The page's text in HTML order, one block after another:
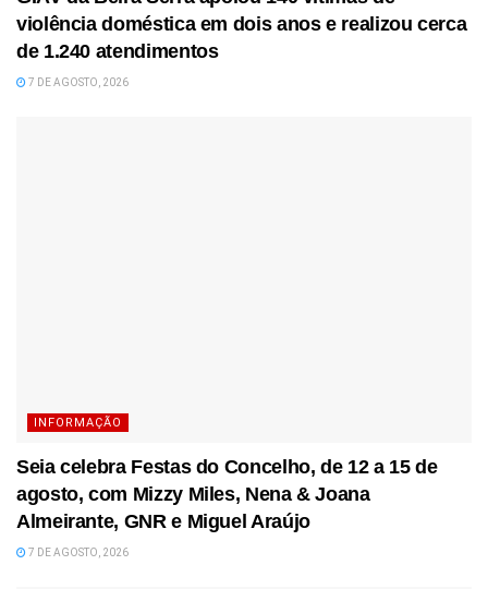
violência doméstica em dois anos e realizou cerca
de 1.240 atendimentos
7 DE AGOSTO, 2026
INFORMAÇÃO
Seia celebra Festas do Concelho, de 12 a 15 de
agosto, com Mizzy Miles, Nena & Joana
Almeirante, GNR e Miguel Araújo
7 DE AGOSTO, 2026